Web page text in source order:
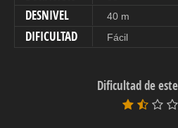
DESNIVEL 40 m
DIFICULTAD Fácil
Dificultad de